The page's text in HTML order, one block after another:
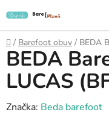
na
obsah
Domů
/ Barefoot obuv / BEDA
BEDA
LUCAS
Značka: Beda barefoot